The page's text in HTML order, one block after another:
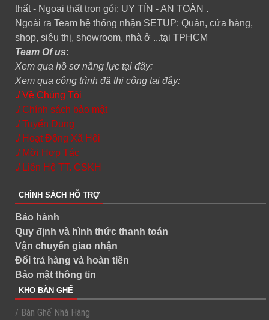
thất - Ngoại thất trọn gói: UY TÍN - AN TOÀN .
Ngoài ra Team hệ thống nhận SETUP: Quán, cửa hàng,
shop, siêu thị, showroom, nhà ở ...tại TPHCM
Team Of us:
Xem qua hồ sơ năng lực tại đây:
Xem qua công trình đã thi công tại đây:
./ Về Chúng Tôi
./ Chính sách bảo mật
./ Tuyển Dụng
./ Hoạt Động Xã Hội
./ Mời Hợp Tác
./ Liên Hệ TT. CSKH
CHÍNH SÁCH HỖ TRỢ
Bảo hành
Quy định và hình thức thanh toán
Vận chuyển giao nhận
Đổi trả hàng và hoàn tiền
Bảo mật thông tin
KHO BÀN GHẾ
/ Bàn Ghế Nhà Hàng